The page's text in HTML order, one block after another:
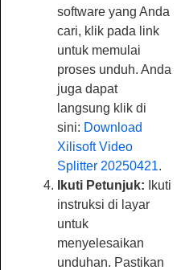
software yang Anda
cari, klik pada link
untuk memulai
proses unduh. Anda
juga dapat
langsung klik di
sini: Download
Xilisoft Video
Splitter 20250421.
Ikuti Petunjuk: Ikuti
instruksi di layar
untuk
menyelesaikan
unduhan. Pastikan